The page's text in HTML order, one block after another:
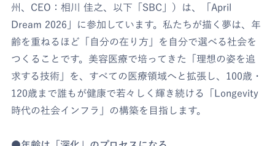
州、CEO：相川 佳之、以下「SBC」）は、「April
Dream 2026」に参加しています。私たちが描く夢は、年
齢を重ねるほど「自分の在り方」を自分で選べる社会を
つくることです。美容医療で培ってきた「理想の姿を追
求する技術」を、すべての医療領域へと拡張し、100歳・
120歳まで誰もが健康で若々しく輝き続ける「Longevity
時代の社会インフラ」の構築を目指します。